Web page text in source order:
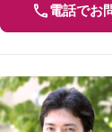
電話でお